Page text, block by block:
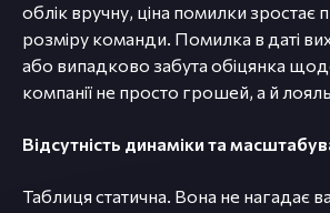
облік вручну, ціна помилки зростає
розміру команди. Помилка в даті
або випадково забута обіцянка
компанії не просто грошей, а й
Відсутність динаміки та
Таблиця статична. Вона не нагадає